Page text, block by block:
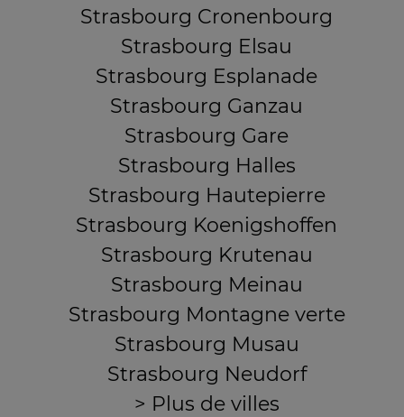
Strasbourg Cronenbourg
Strasbourg Elsau
Strasbourg Esplanade
Strasbourg Ganzau
Strasbourg Gare
Strasbourg Halles
Strasbourg Hautepierre
Strasbourg Koenigshoffen
Strasbourg Krutenau
Strasbourg Meinau
Strasbourg Montagne verte
Strasbourg Musau
Strasbourg Neudorf
> Plus de villes